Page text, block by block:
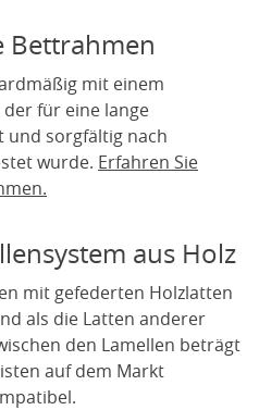
Bettrahmen
mit einem
für eine lange
und sorgfältig nach
wurde. Erfahren Sie
aus Holz
mit gefederten Holzlatten
als die Latten anderer
den Lamellen beträgt
auf dem Markt